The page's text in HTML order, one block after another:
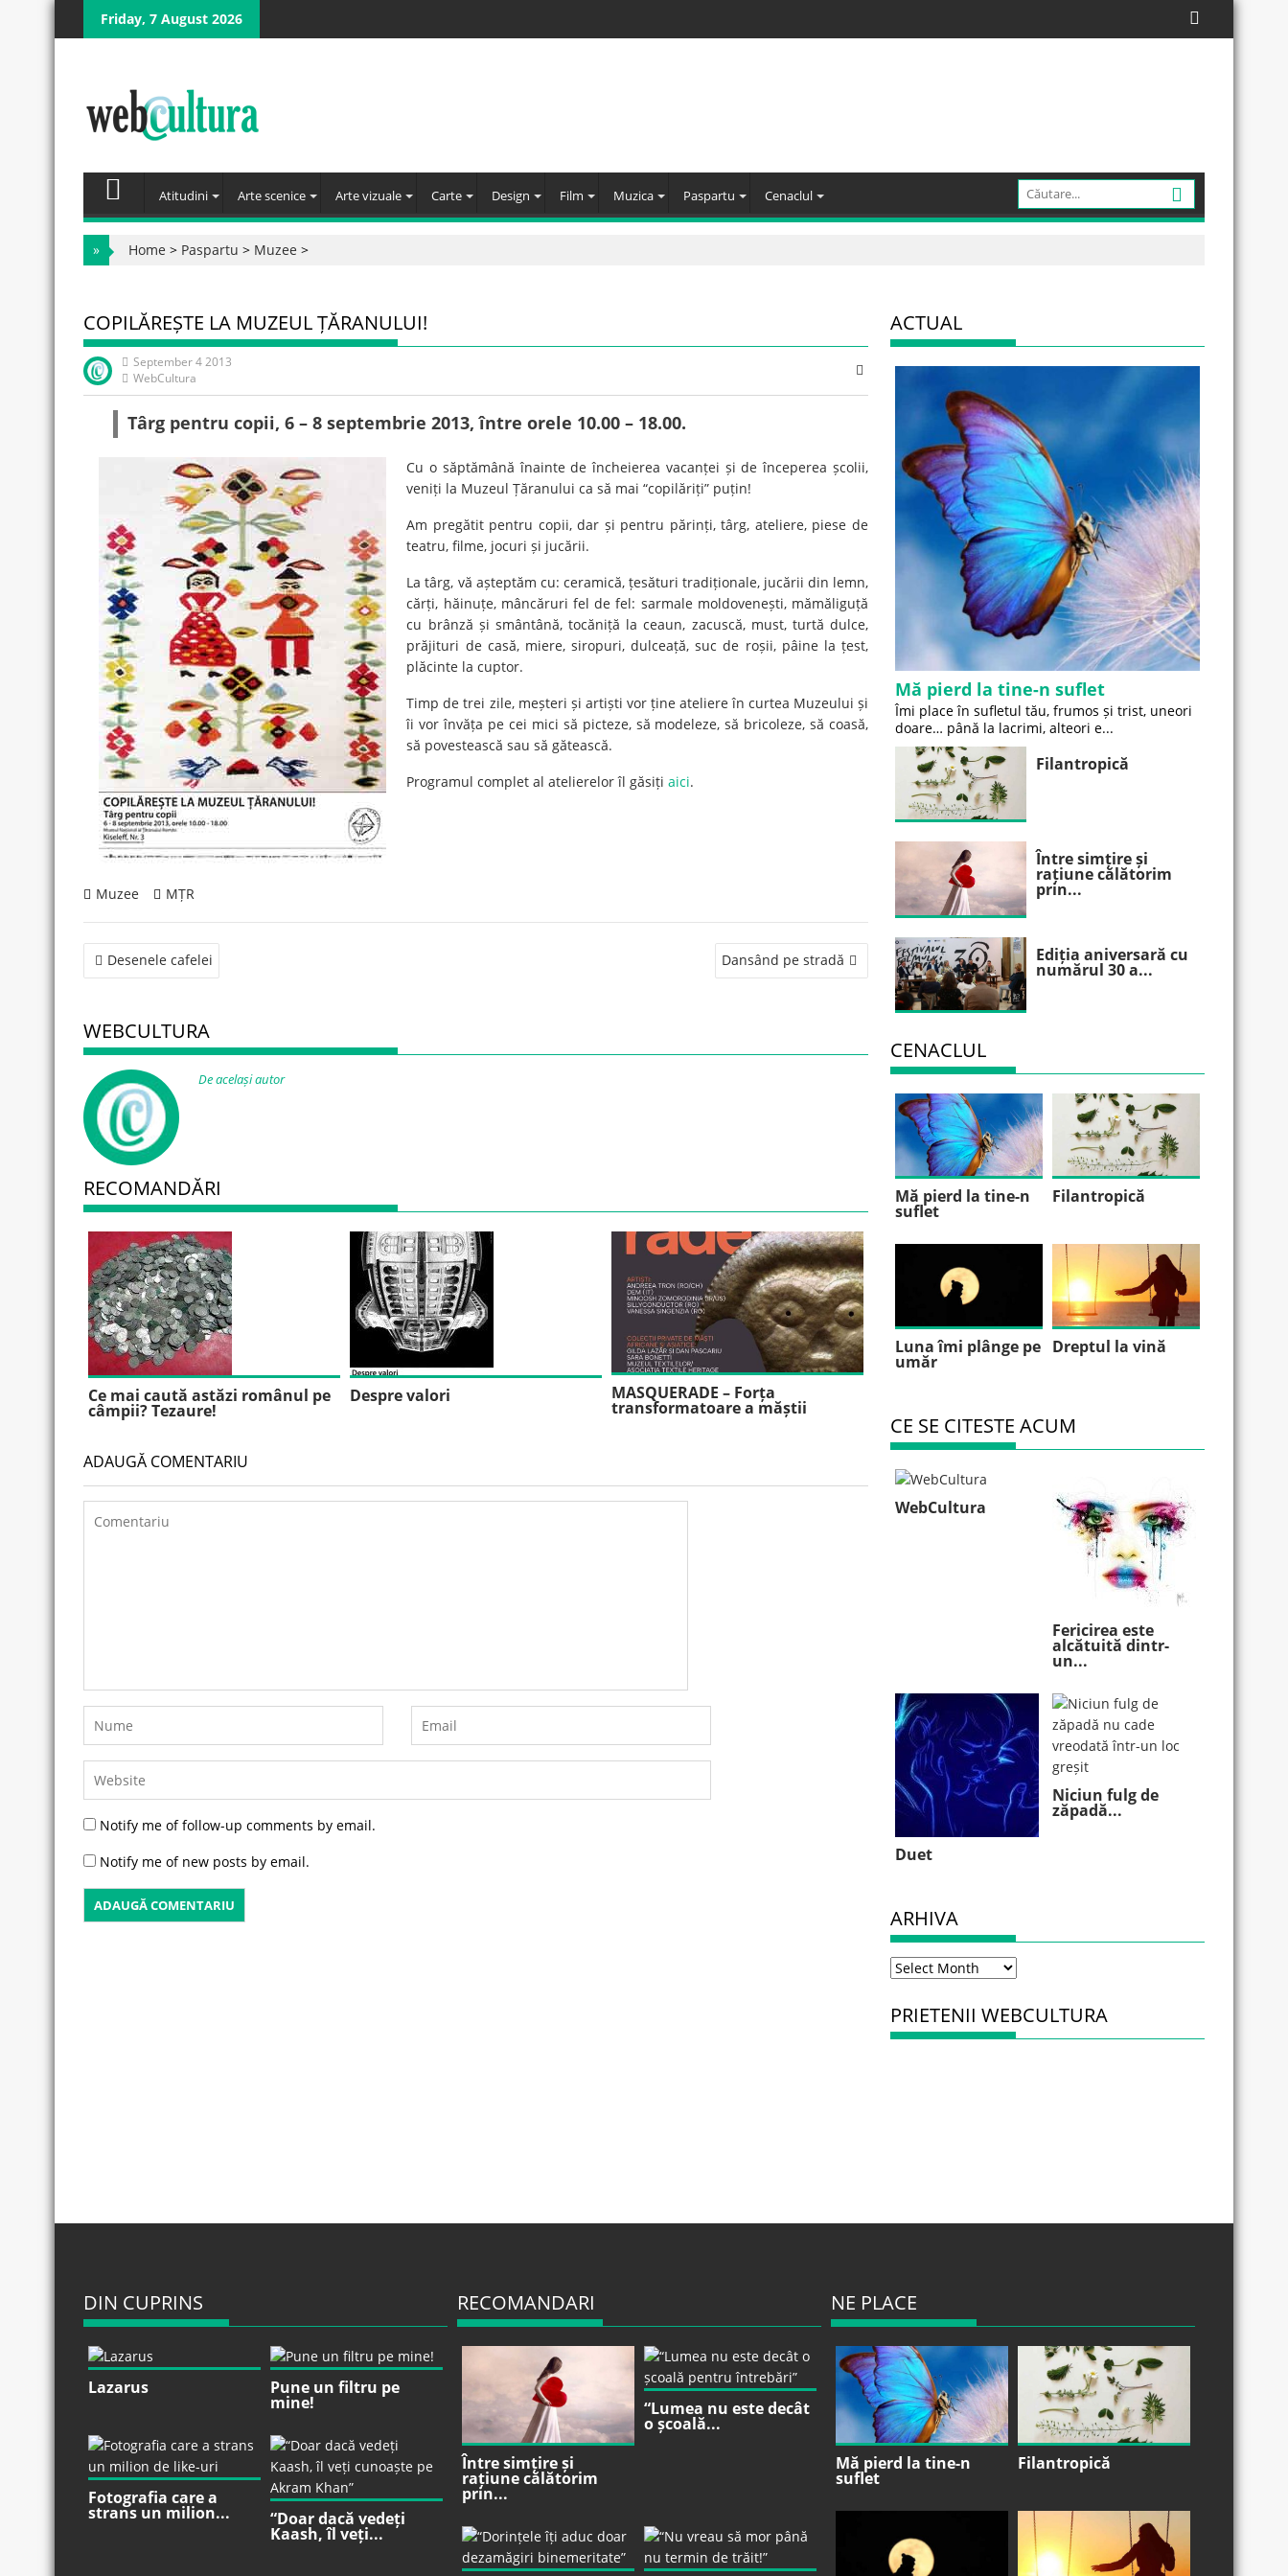
Skip
Friday, 7 August 2026
Atitudini Arte scenice Arte vizuale Carte Design Film Muzica Paspartu Cenaclul
» Home > Paspartu > Muzee >
COPILĂREȘTE LA MUZEUL ȚĂRANULUI!
September 4 2013
WebCultura
Târg pentru copii, 6 – 8 septembrie 2013, între orele 10.00 – 18.00.
Cu o săptămână înainte de încheierea vacanței și de începerea școlii,
veniți la Muzeul Țăranului ca să mai “copilăriți” puțin!
Am pregătit pentru copii, dar și pentru părinți, târg, ateliere, piese de
teatru, filme, jocuri și jucării.
La târg, vă așteptăm cu: ceramică, țesături tradiționale, jucării din lemn,
cărți, hăinuțe, mâncăruri fel de fel: sarmale moldovenești, mămăliguță
cu brânză și smântână, tocăniță la ceaun, zacuscă, must, turtă dulce,
prăjituri de casă, miere, siropuri, dulceață, suc de roșii, pâine la țest,
plăcinte la cuptor.
Timp de trei zile, meșteri și artiști vor ține ateliere în curtea Muzeului și
îi vor învăța pe cei mici să picteze, să modeleze, să bricoleze, să coasă,
să povestească sau să gătească.
Programul complet al atelierelor îl găsițiaici.
Muzee MȚR
Post
navigation
Desenele cafelei Dansând pe stradă
WEBCULTURA
De același autor
RECOMANDĂRI
Ce mai caută astăzi românul pe
câmpii? Tezaure!
Despre valori MASQUERADE – Forța
transformatoare a măștii
ADAUGĂ COMENTARIU
Notify me of follow-up comments by email.
Notify me of new posts by email.
ACTUAL
Mă pierd la tine-n suflet
Îmi place în sufletul tău, frumos și trist, uneori
doare… până la lacrimi, alteori e...
Filantropică
Între simțire și
rațiune călătorim
prin...
Ediția aniversară cu
numărul 30 a...
CENACLUL
Mă pierd la tine-n
suflet
Filantropică
Luna îmi plânge pe
umăr
Dreptul la vină
CE SE CITESTE ACUM
WebCultura
Fericirea este
alcătuită dintr-
un...
Duet
Niciun fulg de
zăpadă...
ARHIVA
Arhiva
PRIETENII WEBCULTURA
DIN CUPRINS
Lazarus Pune un filtru pe
mine!
Fotografia care a
strans un milion... “Doar dacă vedeți
Kaash, îl veți...
RECOMANDARI
Între simțire și
rațiune călătorim
prin...
“Lumea nu este decât
o școală...
NE PLACE
Mă pierd la tine-n
suflet
Filantropică